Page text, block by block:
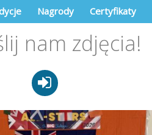
Nagrody Certyfikaty
nam zdjęcia!